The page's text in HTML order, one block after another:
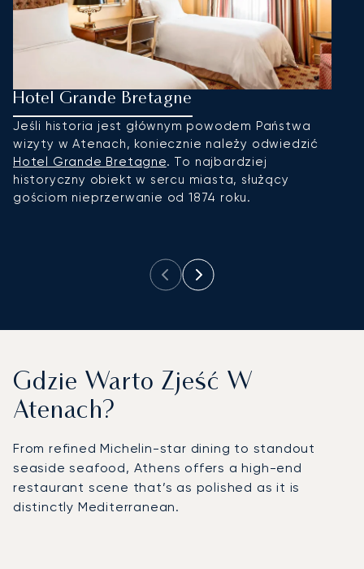
Hotel Grande Bretagne
Jeśli historia jest głównym powodem Państwa
wizyty w Atenach, koniecznie należy odwiedzić
Hotel Grande Bretagne. To najbardziej
historyczny obiekt w sercu miasta, służący
gościom nieprzerwanie od 1874 roku.
Gdzie Warto Zjeść W
Atenach?
From refined Michelin-star dining to standout
seaside seafood, Athens offers a high-end
restaurant scene that’s as polished as it is
distinctly Mediterranean.